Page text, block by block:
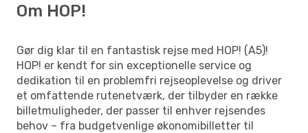
Om HOP!
Gør dig klar til en fantastisk rejse med HOP! (A5)!
HOP! er kendt for sin exceptionelle service og
dedikation til en problemfri rejseoplevelse og driver
et omfattende rutenetværk, der tilbyder en række
billetmuligheder, der passer til enhver rejsendes
behov – fra budgetvenlige økonomibilletter til